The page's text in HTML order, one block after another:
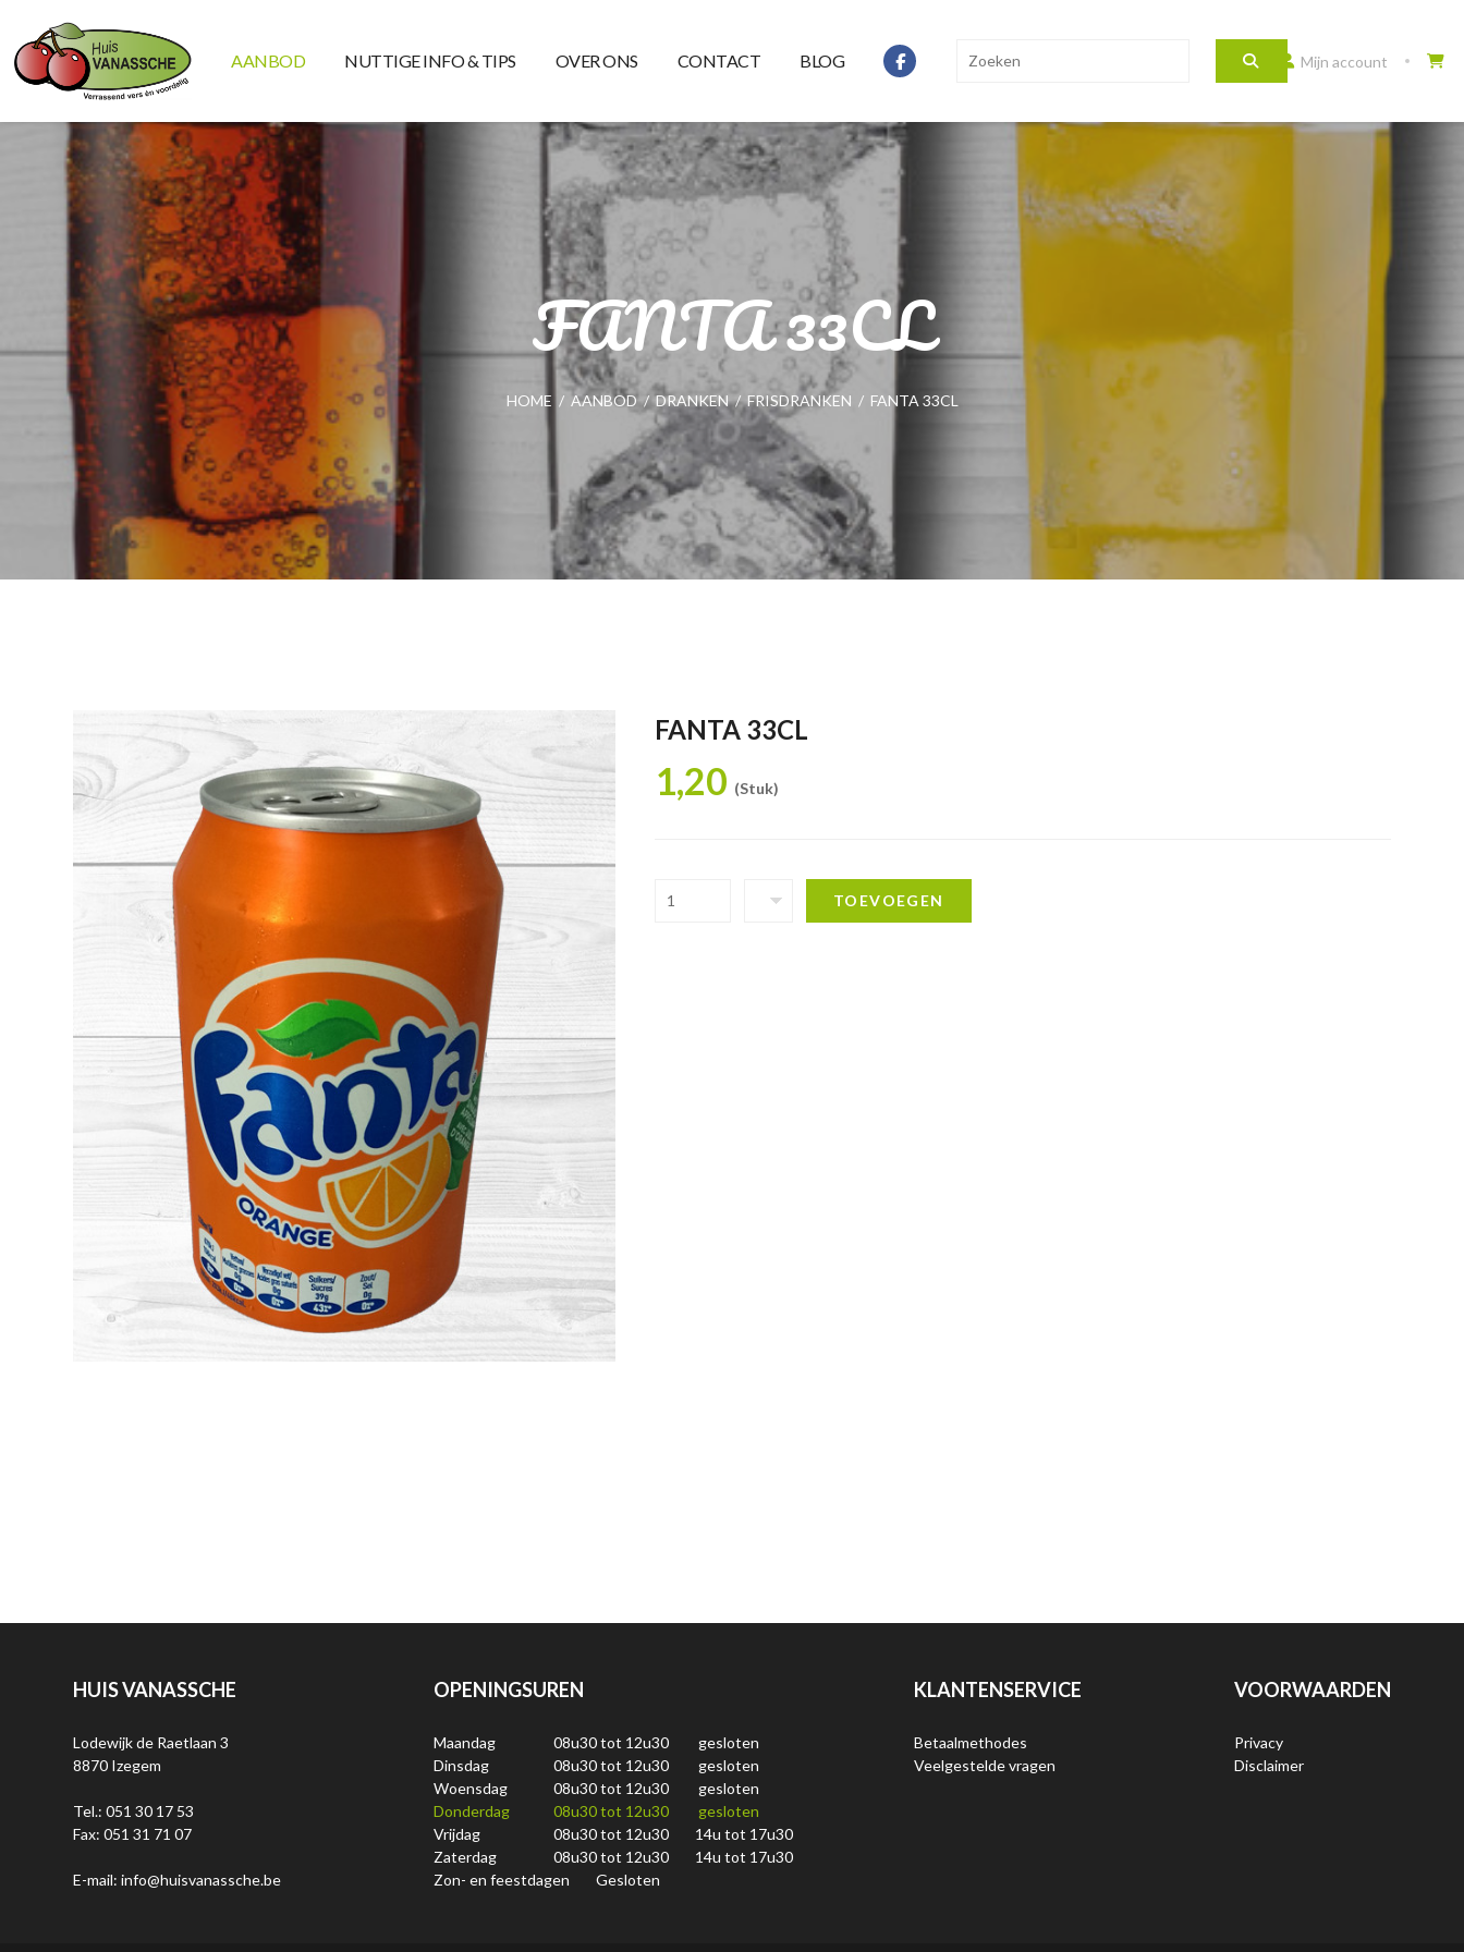
AANBOD NUTTIGE INFO & TIPS OVER ONS CONTACT BLOG Mijn account
FANTA 33CL
HOME / AANBOD / DRANKEN / FRISDRANKEN / FANTA 33CL
FANTA 33CL
1,20 (Stuk)
TOEVOEGEN
HUIS VANASSCHE
Lodewijk de Raetlaan 3
8870 Izegem
Tel.: 051 30 17 53
Fax: 051 31 71 07
E-mail: info@huisvanassche.be
OPENINGSUREN
Maandag 08u30 tot 12u30
gesloten
Dinsdag
08u30 tot 12u30
gesloten
Woensdag
08u30 tot 12u30
gesloten
Donderdag
08u30 tot 12u30
gesloten
Vrijdag
08u30 tot 12u30
14u tot 17u30
Zaterdag
08u30 tot 12u30
14u tot 17u30
Zon- en feestdagen
Gesloten
KLANTENSERVICE
Betaalmethodes
Veelgestelde vragen
VOORWAARDEN
Privacy
Disclaimer